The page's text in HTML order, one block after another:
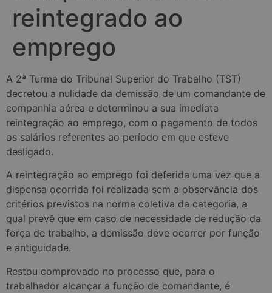
reintegrado ao
emprego
A 2ª Turma do Tribunal Superior do Trabalho (TST)
decretou a nulidade da demissão de um comandante de
companhia aérea e determinou a sua imediata
reintegração ao emprego, com o pagamento de todos
os salários referentes ao período em que esteve
desligado.
A reintegração ao emprego foi deferida uma vez que a
dispensa ocorrida foi realizada sem a observância dos
critérios previstos na norma coletiva da categoria, a
qual prevê que em caso de necessidade de redução da
força de trabalho, a demissão deve ocorrer por função
e antiguidade.
Restou comprovado no processo que, para o
trabalhador alcançar a função de comandante, é